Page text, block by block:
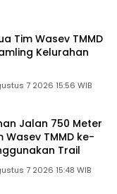
Tim Wasev TMMD
Kelurahan
7 2026 15:56 WIB
Jalan 750 Meter
Wasev TMMD ke-
Trail
7 2026 15:48 WIB